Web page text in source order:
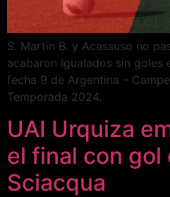
S. Martín B. y Acassuso no
acabaron igualados sin goles
fecha 9 de Argentina –
Temporada 2024.
UAI Urquiza
el final con gol
Sciacqua